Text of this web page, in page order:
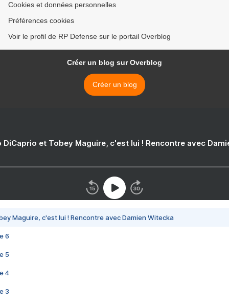
Cookies et données personnelles
Préférences cookies
Voir le profil de RP Defense sur le portail Overblog
Créer un blog sur Overblog
Créer un blog
DiCaprio et Tobey Maguire, c'est lui ! Rencontre avec
Maguire, c'est lui ! Rencontre avec Damien Witecka
6
5
4
3